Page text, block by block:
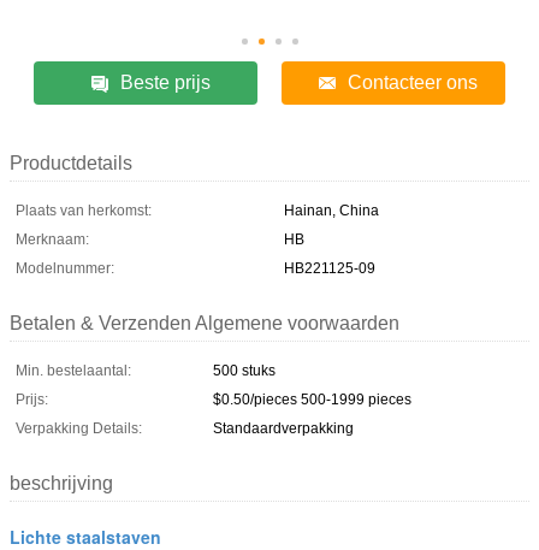
Beste prijs Contacteer ons
Productdetails
Plaats van herkomst:
Hainan, China
Merknaam:
HB
Modelnummer:
HB221125-09
Betalen & Verzenden Algemene voorwaarden
Min. bestelaantal:
500 stuks
Prijs:
$0.50/pieces 500-1999 pieces
Verpakking Details:
Standaardverpakking
beschrijving
Lichte staalstaven